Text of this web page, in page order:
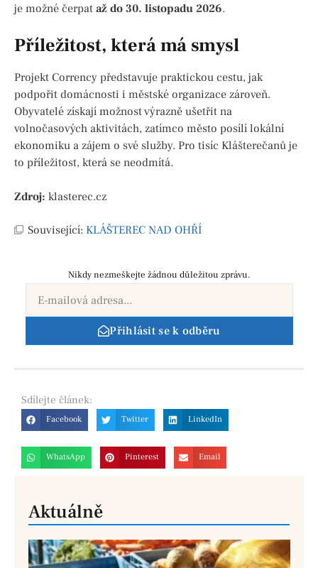
je možné čerpat až do 30. listopadu 2026.
Příležitost, která má smysl
Projekt Corrency představuje praktickou cestu, jak
podpořit domácnosti i městské organizace zároveň.
Obyvatelé získají možnost výrazně ušetřit na
volnočasových aktivitách, zatímco město posílí lokální
ekonomiku a zájem o své služby. Pro tisíc Klášterečanů je
to příležitost, která se neodmítá.
Zdroj: klasterec.cz
Související: KLÁŠTEREC NAD OHŘÍ
Nikdy nezmeškejte žádnou důležitou zprávu.
Přihlásit se k odběru
Sdílejte článek:
Facebook Twitter LinkedIn
WhatsApp Pinterest Email
Aktuálně